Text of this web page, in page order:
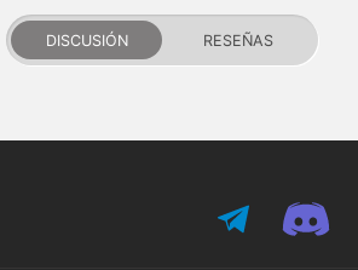
DISCUSIÓN RESEÑAS